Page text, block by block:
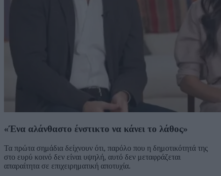
«Ένα αλάνθαστο ένστικτο να κάνει το λάθος»
Τα πρώτα σημάδια δείχνουν ότι, παρόλο που η δημοτικότητά της
στο ευρύ κοινό δεν είναι υψηλή, αυτό δεν μεταφράζεται
απαραίτητα σε επιχειρηματική αποτυχία.